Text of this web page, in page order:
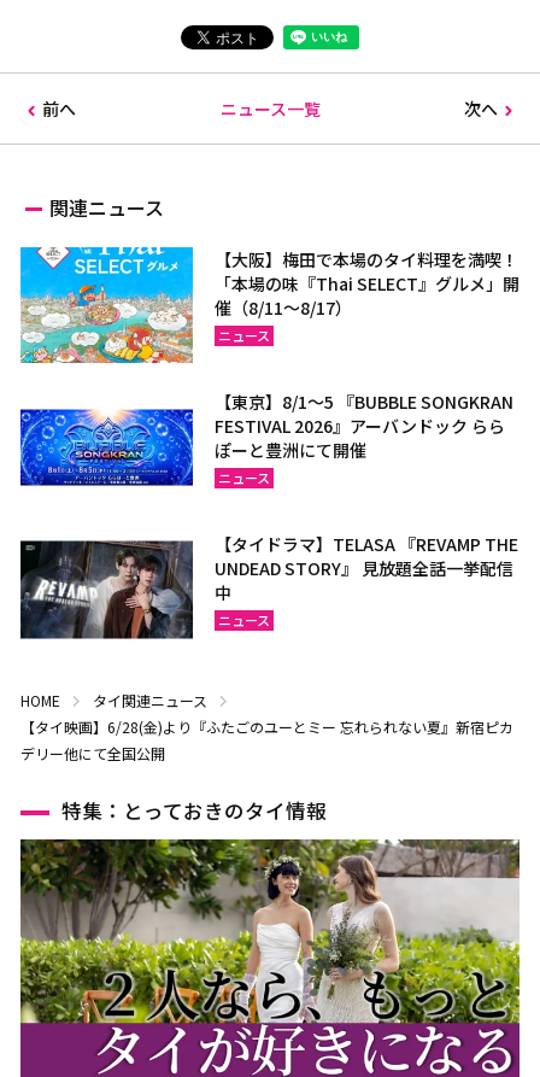
前へ ニュース一覧 次へ
関連ニュース
【大阪】梅田で本場のタイ料理を満喫！
「本場の味『Thai SELECT』グルメ」開
催（8/11～8/17）
ニュース
【東京】8/1～5 『BUBBLE SONGKRAN
FESTIVAL 2026』アーバンドック らら
ぽーと豊洲にて開催
ニュース
【タイドラマ】TELASA 『REVAMP THE
UNDEAD STORY』 見放題全話一挙配信
中
ニュース
HOME
タイ関連ニュース
【タイ映画】6/28(金)より『ふたごのユーとミー 忘れられない夏』新宿ピカ
デリー他にて全国公開
特集：とっておきのタイ情報